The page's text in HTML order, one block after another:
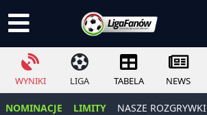
WYNIKI LIGA TABELA NEWS
NOMINACJE LIMITY NASZE ROZGRYWKI